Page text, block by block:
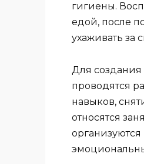
гигиены.
едой, после
ухаживать за
Для создания
проводятся
навыков,
относятся